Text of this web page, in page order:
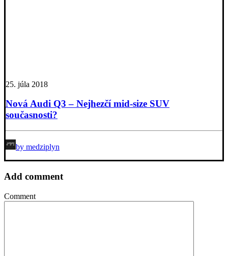
25. júla 2018
Nová Audi Q3 – Nejhezčí mid-size SUV
současnosti?
by medziplyn
Add comment
Comment